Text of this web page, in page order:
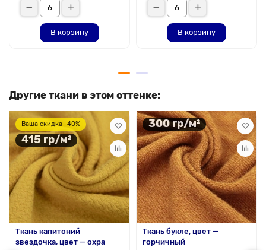
В корзину В корзину
Другие ткани в этом оттенке:
Ваша скидка -40%
415 гр/м²
Ткань капитоний
звездочка, цвет — охра
300 гр/м²
Ткань букле, цвет —
горчичный